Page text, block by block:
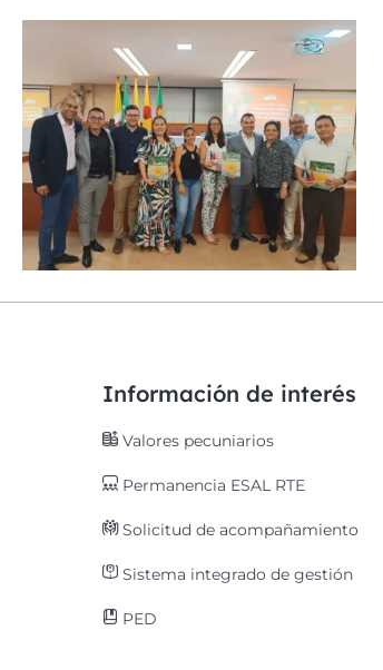
Información de interés
Valores pecuniarios
Permanencia ESAL RTE
Solicitud de acompañamiento
Sistema integrado de gestión
PED